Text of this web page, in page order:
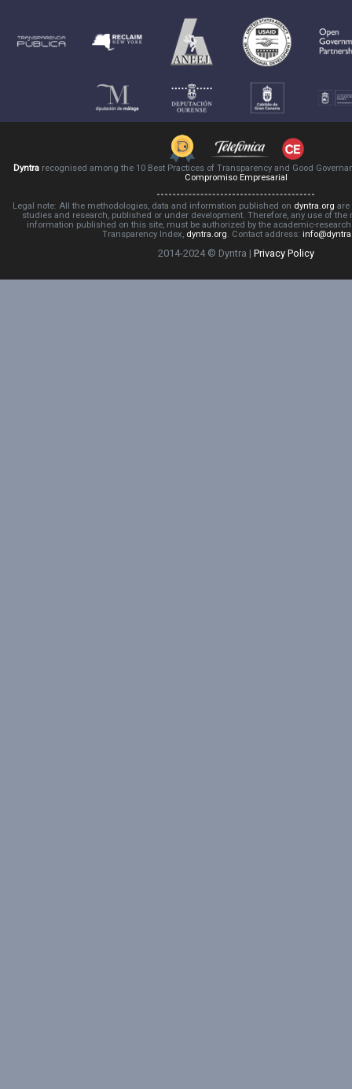
Dyntra recognised among the 10 Best Practices of Transparency and Good
Compromiso Empresarial
Legal note: All the methodologies, data and information published on dyntra.org are
studies and research, published or under development. Therefore, any use of the
information published on this site, must be authorized by the academic-
Transparency Index, dyntra.org. Contact address:
2014-2024 © Dyntra | Privacy Policy